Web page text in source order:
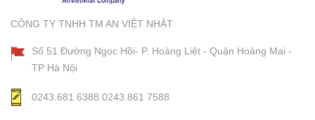
CÔNG TY TNHH TM AN VIỆT NHẬT
Số 51 Đường Ngọc Hồi- P. Hoàng Liệt - Quận Hoàng Mai -
TP Hà Nội
0243.681 6388 0243.861 7588